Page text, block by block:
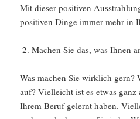
Mit dieser positiven
positiven Dinge immer mehr in
Machen Sie das, was Ihnen
Was machen Sie wirklich gern?
auf? Vielleicht ist es etwas ganz
Ihrem Beruf gelernt haben.